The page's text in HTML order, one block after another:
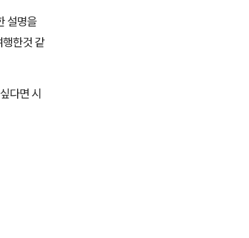
설명을
한것 같
다면 시